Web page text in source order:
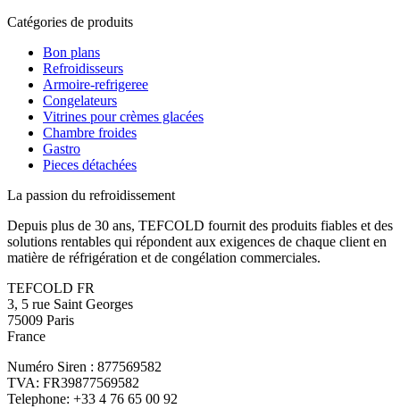
Catégories de produits
Bon plans
Refroidisseurs
Armoire-refrigeree
Congelateurs
Vitrines pour crèmes glacées
Chambre froides
Gastro
Pieces détachées
La passion du refroidissement
Depuis plus de 30 ans, TEFCOLD fournit des produits fiables et des
solutions rentables qui répondent aux exigences de chaque client en
matière de réfrigération et de congélation commerciales.
TEFCOLD FR
3, 5 rue Saint Georges
75009 Paris
France
Numéro Siren : 877569582
TVA: FR39877569582
Telephone: +33 4 76 65 00 92